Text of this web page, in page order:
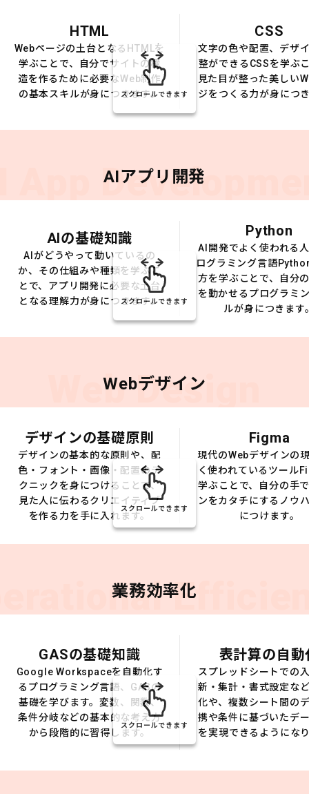
HTML
Webページの土台となるHTMLを
学ぶことで、自分でサイトの構
造を作るために必要なWeb制作
の基本スキルが身につきます。
CSS
文字の色や配置、デザ
整ができるCSSを学ぶ
見た目が整った美しい
ジをつくる力が身につ
スクロールできます
App AIアプリ開発
AIの基礎知識
AIがどうやって動いているの
か、その仕組みや種類を学ぶこ
とで、アプリ開発に必要な土台
となる理解力が身につきます。
Python
AI開発でよく使われる
ログラミング言語
方を学ぶことで、自分
を動かせるプログラミ
ルが身につきます
スクロールできます
Web Design
Webデザイン
デザインの基礎原則
デザインの基本的な原則や、配
色・フォント・画像・配置のテ
クニックを身につけることで、
見た人に伝わるクリエイティブ
を作る力を手に入れます。
Figma
現代のWebデザインの
く使われているツール
学ぶことで、自分の手
ンをカタチにするノウ
につけます。
スクロールできます
業務効率化
GASの基礎知識
Google Workspaceを自動化す
るプログラミング言語、GASの
基礎を学びます。変数、関数、
条件分岐などの基本的な考え方
から段階的に習得します。
表計算の自動
スプレッドシートでの
新・集計・書式設定な
化や、複数シート間の
携や条件に基づいたデ
を実現できるようにな
スクロールできます